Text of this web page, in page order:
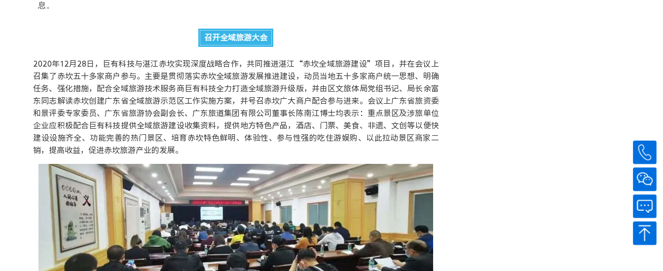
息。
召开全域旅游大会
2020年12月28日，巨有科技与湛江赤坎实现深度战略合作，共同推进湛江“赤坎全域旅游建设”项目，并在会议上
召集了赤坎五十多家商户参与。主要是贯彻落实赤坎全域旅游发展推进建设，动员当地五十多家商户统一思想、明确
任务、强化措施，配合全域旅游技术服务商巨有科技全力打造全域旅游升级版，并由区文旅体局党组书记、局长余富
东同志解读赤坎创建广东省全域旅游示范区工作实施方案，并号召赤坎广大商户配合参与进来。会议上广东省旅资委
和景评委专家委员、广东省旅游协会副会长、广东旅道集团有限公司董事长陈南江博士均表示：重点景区及涉旅单位
企业应积极配合巨有科技提供全域旅游建设收集资料，提供地方特色产品，酒店、门票、美食、非遗、文创等以便快
建设设施齐全、功能完善的热门景区、培育赤坎特色鲜明、体验性、参与性强的吃住游娱购、以此拉动景区商家二
销，提高收益，促进赤坎旅游产业的发展。